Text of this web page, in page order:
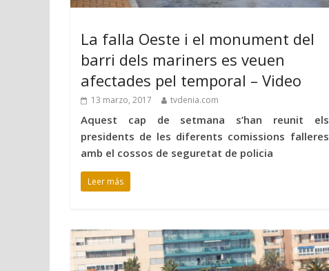
La falla Oeste i el monument del
barri dels mariners es veuen
afectades pel temporal – Video
13 marzo, 2017 tvdenia.com
Aquest cap de setmana s’han reunit els
presidents de les diferents comissions falleres
amb el cossos de seguretat de policia
Leer más